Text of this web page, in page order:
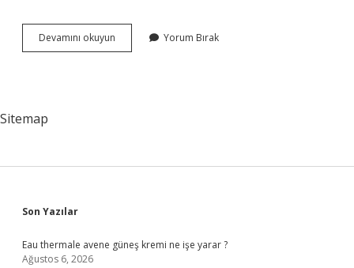
Devamını okuyun
11
Yorum Bırak
Sitemap
Sidebar
Son Yazılar
Eau thermale avene güneş kremi ne işe yarar ?
Ağustos 6, 2026